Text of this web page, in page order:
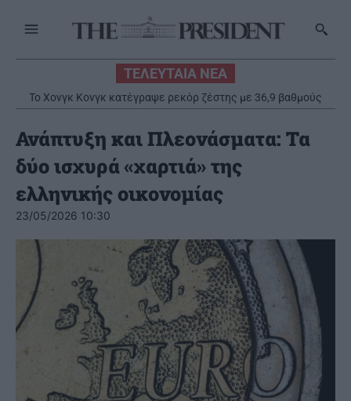
ΤΕΛΕΥΤΑΙΑ ΝΕΑ
Το Χονγκ Κονγκ κατέγραψε ρεκόρ ζέστης με 36,9 βαθμούς
Κελσίου
Ανάπτυξη και Πλεονάσματα: Τα
δύο ισχυρά «χαρτιά» της
ελληνικής οικονομίας
23/05/2026 10:30